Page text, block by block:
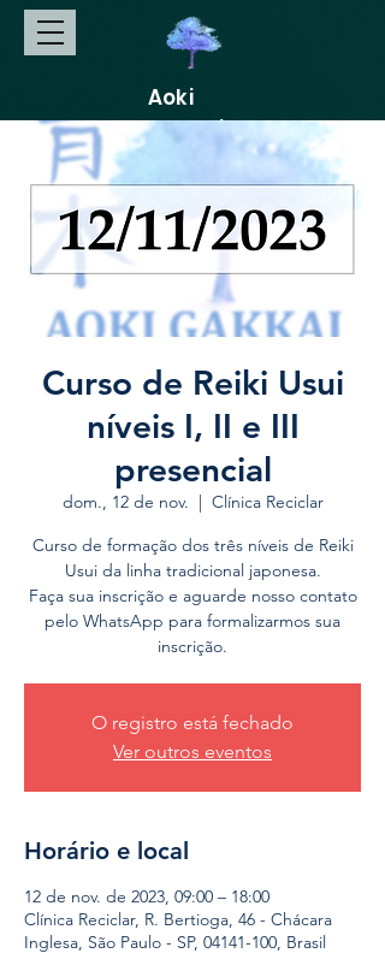
Aoki
Gakkai
Curso de Reiki Usui
níveis I, II e III
presencial
dom., 12 de nov.
  |
Clínica Reciclar
Curso de formação dos três níveis de Reiki
Usui da linha tradicional japonesa.
Faça sua inscrição e aguarde nosso contato
pelo WhatsApp para formalizarmos sua
inscrição.
O registro está fechado
Ver outros eventos
Horário e local
12 de nov. de 2023, 09:00 – 18:00
Clínica Reciclar, R. Bertioga, 46 - Chácara
Inglesa, São Paulo - SP, 04141-100, Brasil